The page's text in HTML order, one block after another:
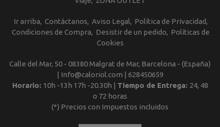
Ir arriba Contáctanos Aviso Legal
Política de Privacidad
Condiciones de Compra
Desistir de un pedido
Políticas de
Cookies
Calle del Mar, 50 - 08380 Malgrat de Mar, Barcelona - (España)
| Info@caloriol.com | 628450659
Horario: 10h -13h 17h -20.30h | Tiempo de Entrega: 24, 48
o 72 horas
(*) Precios con Impuestos incluidos